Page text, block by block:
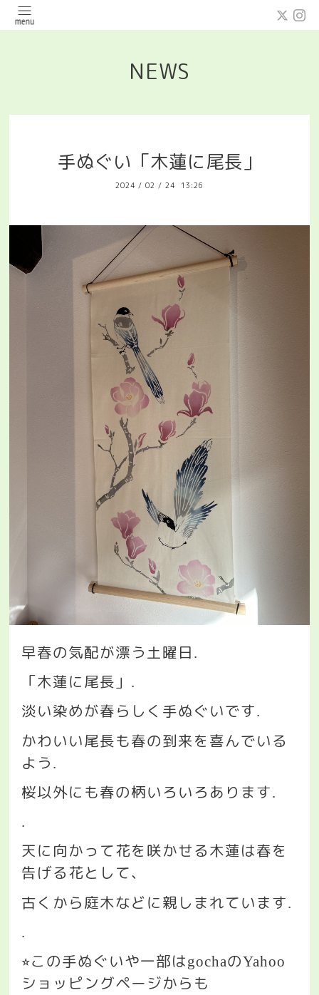
NEWS
手ぬぐい「木蓮に尾長」
2024 / 02 / 24 13:26
早春の気配が漂う土曜日 .
「木蓮に尾長」 .
淡い染めが春らしく手ぬぐいです.
かわいい尾長も春の到来を喜んでいる
よう .
桜以外にも春の柄いろいろあります.
.
天に向かって花を咲かせる木蓮は春を
告げる花として、
古くから庭木などに親しまれています.
.
⭐︎この手ぬぐいや一部はgochaのYahoo
ショッピングページからも